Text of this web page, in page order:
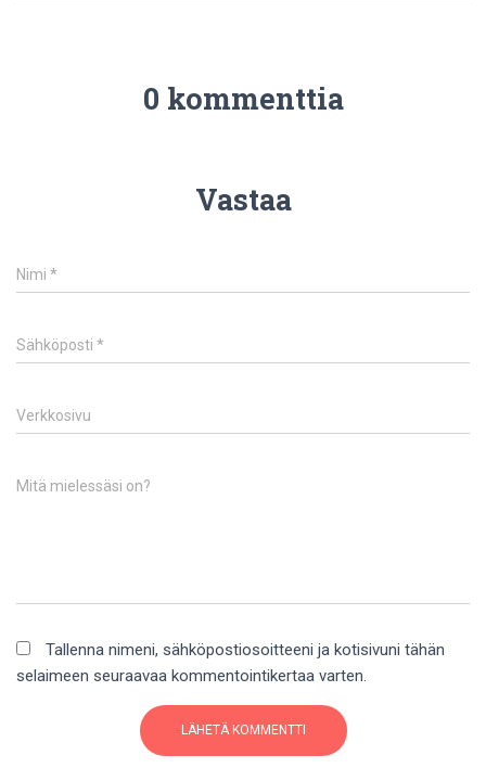
0 kommenttia
Vastaa
Nimi *
Sähköposti *
Verkkosivu
Mitä mielessäsi on?
Tallenna nimeni, sähköpostiosoitteeni ja kotisivuni tähän
selaimeen seuraavaa kommentointikertaa varten.